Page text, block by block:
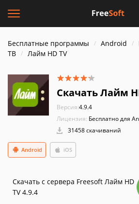
Бесплатные программы Android
ТВ
Лайм HD TV
Скачать Лайм
Версия:4.9.4
Лицензия: Бесплатно для
31458 скачиваний
Android iOS
Скачать с сервера Freesoft Лайм HD
TV 4.9.4